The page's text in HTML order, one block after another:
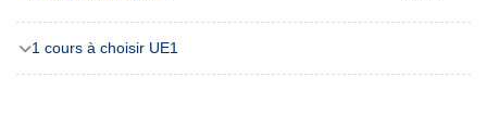
1 cours à choisir UE1